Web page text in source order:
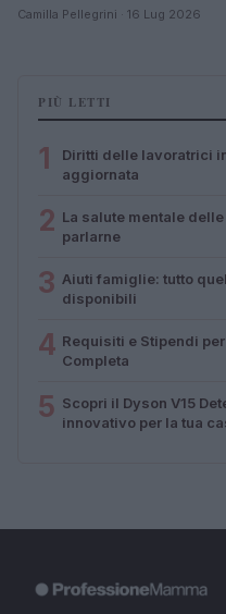
Camilla Pellegrini · 16 Lug 2026
PIÙ LETTI
1
Diritti delle lavoratrici
aggiornata
2 La salute mentale
parlarne
3 Aiuti famiglie: tutto
disponibili
4 Requisiti e Stipendi
Completa
5 Scopri il Dyson V15
innovativo per la tua